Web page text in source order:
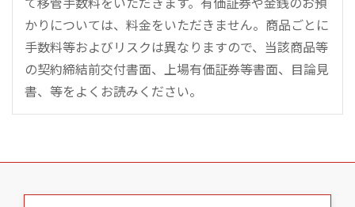
かりについては、料金をいただきません。商品ごとに
手数料等およびリスクは異なりますので、当該商品等
の契約締結前交付書面、上場有価証券等書面、目論見
書、等をよくお読みください。
こ